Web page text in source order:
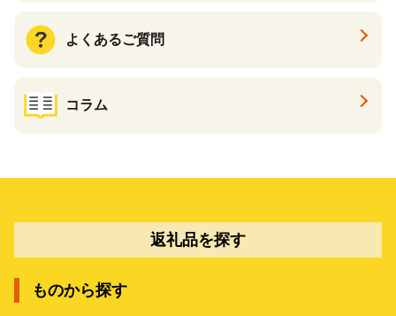
よくあるご質問
コラム
返礼品を探す
ものから探す